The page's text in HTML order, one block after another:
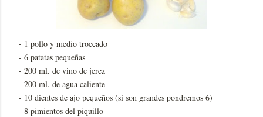
- 1 pollo y medio troceado
- 6 patatas pequeñas
- 200 ml. de vino de jerez
- 200 ml. de agua caliente
- 10 dientes de ajo pequeños (si son grandes pondremos 6)
- 8 pimientos del piquillo